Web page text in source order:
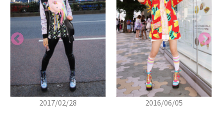
2017/02/28 2016/06/05